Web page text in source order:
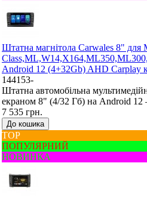
Штатна магнітола Carwales 8" для
Android 12 (4+32Gb) AHD Carplay
144153-
Штатна автомобільна
екраном 8" (4/32 Гб) на Android 12
7 535 грн.
До кошика
ТОР
ПОПУЛЯРНИЙ
НОВИНКА